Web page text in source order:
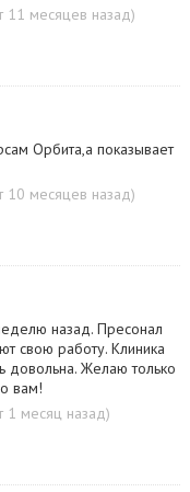
11 месяцев назад)
Орбита,а показывает
10 месяцев назад)
назад. Пресонал
свою работу. Клиника
довольна. Желаю только
вам!
1 месяц назад)